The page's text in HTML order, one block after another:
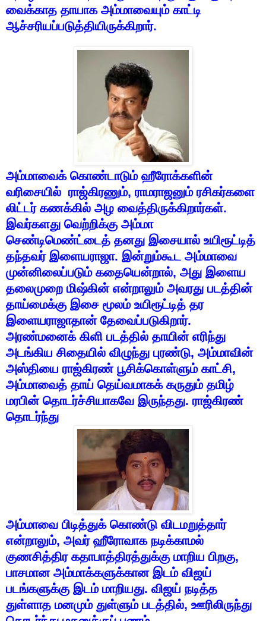
வைக்காத தாயாக அம்மாவையும் காட்டி
ஆச்சரியப்படுத்தியிருக்கிறார்.
அம்மாவைக் கொண்டாடும் ஹீரோக்களின்
வரிசையில் ராஜ்கிரணும், ராமராஜனும் ரசிகர்களை
லிட்டர் கணக்கில் அழ வைத்திருக்கிறார்கள்.
இவர்களது வெற்றிக்கு அம்மா
செண்டிமெண்ட்டைத் தனது இசையால் உயிரூட்டித்
தந்தவர் இளையராஜா. இன்றும்கூட அம்மாவை
முன்னிலைப்படும் கதையென்றால், அது இளைய
தலைமுறை மிஷ்கின் என்றாலும் அவரது படத்தின்
தாய்மைக்கு இசை மூலம் உயிரூட்டித் தர
இளையராஜாதான் தேவைப்படுகிறார்.
அரண்மனைக் கிளி படத்தில் தாயின் எரிந்து
அடங்கிய சிதையில் விழுந்து புரண்டு, அம்மாவின்
அஸ்தியை ராஜ்கிரண் பூசிக்கொள்ளும் காட்சி,
அம்மாவைத் தாய் தெய்வமாகக் கருதும் தமிழ்
மரபின் தொடர்ச்சியாகவே இருந்தது. ராஜ்கிரண்
தொடர்ந்து
அம்மாவை பிடித்துக் கொண்டு விடமறுத்தார்
என்றாலும், அவர் ஹீரோவாக நடிக்காமல்
குணசித்திர கதாபாத்திரத்துக்கு மாறிய பிறகு,
பாசமான அம்மாக்களுக்கான இடம் விஜய்
படங்களுக்கு இடம் மாறியது. விஜய் நடித்த
துள்ளாத மனமும் துள்ளும் படத்தில், ஊரிலிருந்து